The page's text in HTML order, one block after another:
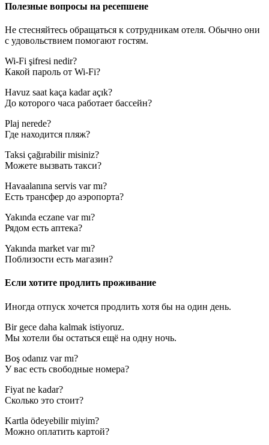
Полезные вопросы на ресепшене
Не стесняйтесь обращаться к сотрудникам отеля. Обычно они
с удовольствием помогают гостям.
Wi-Fi şifresi nedir?
Какой пароль от Wi-Fi?
Havuz saat kaça kadar açık?
До которого часа работает бассейн?
Plaj nerede?
Где находится пляж?
Taksi çağırabilir misiniz?
Можете вызвать такси?
Havaalanına servis var mı?
Есть трансфер до аэропорта?
Yakında eczane var mı?
Рядом есть аптека?
Yakında market var mı?
Поблизости есть магазин?
Если хотите продлить проживание
Иногда отпуск хочется продлить хотя бы на один день.
Bir gece daha kalmak istiyoruz.
Мы хотели бы остаться ещё на одну ночь.
Boş odanız var mı?
У вас есть свободные номера?
Fiyat ne kadar?
Сколько это стоит?
Kartla ödeyebilir miyim?
Можно оплатить картой?